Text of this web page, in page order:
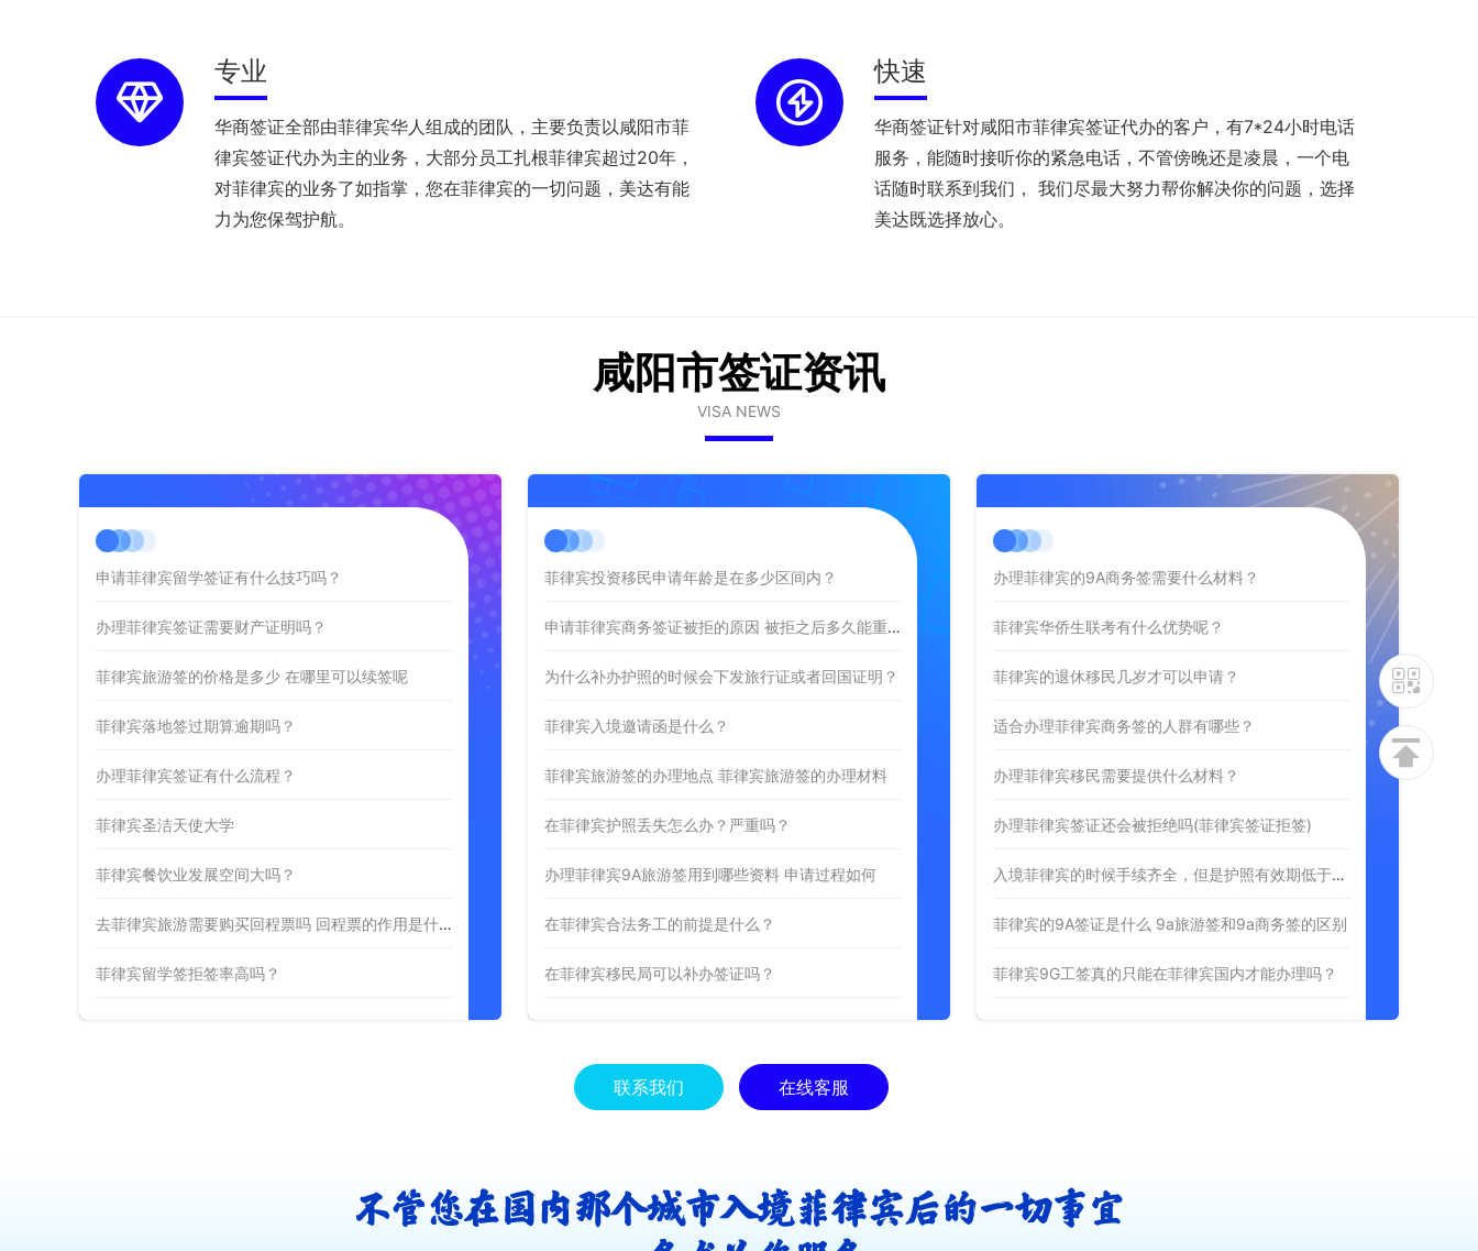
专业
华商签证全部由菲律宾华人组成的团队，主要负责以咸阳市菲
律宾签证代办为主的业务，大部分员工扎根菲律宾超过20年，
对菲律宾的业务了如指掌，您在菲律宾的一切问题，美达有能
力为您保驾护航。
快速
华商签证针对咸阳市菲律宾签证代办的客户，有7*24小时电话
服务，能随时接听你的紧急电话，不管傍晚还是凌晨，一个电
话随时联系到我们， 我们尽最大努力帮你解决你的问题，选择
美达既选择放心。
咸阳市签证资讯
VISA NEWS
申请菲律宾留学签证有什么技巧吗？
办理菲律宾签证需要财产证明吗？
菲律宾旅游签的价格是多少 在哪里可以续签呢
菲律宾落地签过期算逾期吗？
办理菲律宾签证有什么流程？
菲律宾圣洁天使大学
菲律宾餐饮业发展空间大吗？
去菲律宾旅游需要购买回程票吗 回程票的作用是什么
菲律宾留学签拒签率高吗？
菲律宾投资移民申请年龄是在多少区间内？
申请菲律宾商务签证被拒的原因 被拒之后多久能重新申请
为什么补办护照的时候会下发旅行证或者回国证明？
菲律宾入境邀请函是什么？
菲律宾旅游签的办理地点 菲律宾旅游签的办理材料
在菲律宾护照丢失怎么办？严重吗？
办理菲律宾9A旅游签用到哪些资料 申请过程如何
在菲律宾合法务工的前提是什么？
在菲律宾移民局可以补办签证吗？
办理菲律宾的9A商务签需要什么材料？
菲律宾华侨生联考有什么优势呢？
菲律宾的退休移民几岁才可以申请？
适合办理菲律宾商务签的人群有哪些？
办理菲律宾移民需要提供什么材料？
办理菲律宾签证还会被拒绝吗(菲律宾签证拒签)
入境菲律宾的时候手续齐全，但是护照有效期低于6个月入境会有会影响吗？
菲律宾的9A签证是什么 9a旅游签和9a商务签的区别
菲律宾9G工签真的只能在菲律宾国内才能办理吗？
联系我们 在线客服